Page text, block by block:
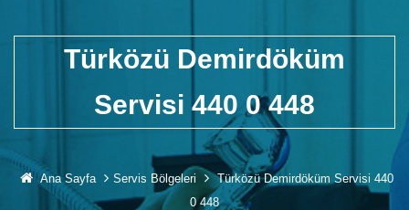
Türközü Demirdöküm
Servisi 440 0 448
Ana Sayfa Servis Bölgeleri
Türközü Demirdöküm Servisi 440
0 448